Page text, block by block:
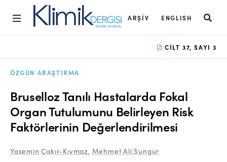
ARŞIV ENGLISH
Arşiv
Açık Erişim İlkesi
Yayın Kurulu
Etik İlkeler
CILT 37, SAYI 3
ÖZGÜN ARAŞTIRMA
Bruselloz Tanılı Hastalarda Fokal
Organ Tutulumunu Belirleyen Risk
Faktörlerinin Değerlendirilmesi
Yasemin Çakır-Kıymaz, Mehmet Ali Sungur